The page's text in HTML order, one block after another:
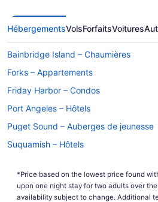
HébergementsVolsForfaitsVoitures
Bainbridge Island – Chaumières
Forks – Appartements
Friday Harbor – Condos
Port Angeles – Hôtels
Puget Sound – Auberges de jeunesse
Suquamish – Hôtels
*Price based on the lowest price found
upon one night stay for two adults over
availability subject to change. Additional